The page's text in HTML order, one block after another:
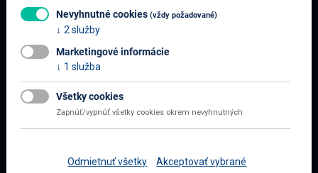
Všetko o nákupe
Najčastejšie otázky
Doprava a platba
Nevyhnutné cookies (vždy požadované)
2 služby
Marketingové informácie
1 služba
Všetky cookies
Zapnúť/vypnúť všetky cookies okrem nevyhnutných
Odmietnuť všetky Akceptovať vybrané